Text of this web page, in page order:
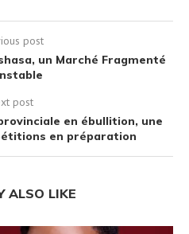
post
un Marché Fragmenté
post
en ébullition, une
en préparation
ALSO LIKE